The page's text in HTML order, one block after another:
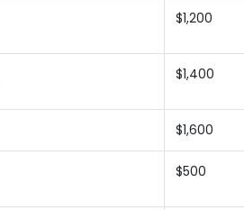
$1,200
$1,400
$1,600
$500